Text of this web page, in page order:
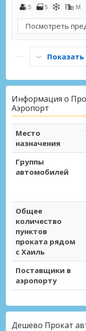
5
5 M
Посмотреть
Информация о
Аэропорт
Место
назначения
Группы
автомобилей
Общее
количество
пунктов
проката рядом
с Хаиль
Поставщики в
аэропорту
Дешево Прокат